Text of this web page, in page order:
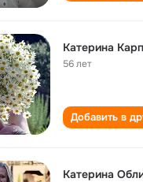
Катерина
56 лет
Добавить в
Катерина